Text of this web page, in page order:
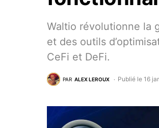
Waltio révolutionne la
et des outils
CeFi et DeFi.
PAR ALEX LEROUX Publié le 16